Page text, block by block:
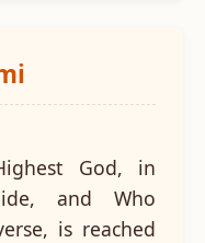
God, in
and Who
is reached